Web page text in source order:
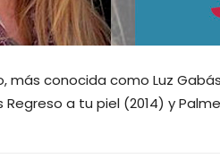
más conocida como Luz
a tu piel (2014) y